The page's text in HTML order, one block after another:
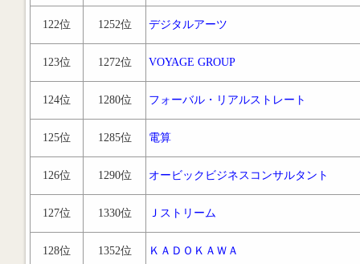
122位 1252位 デジタルアーツ
123位 1272位 VOYAGE GROUP
124位 1280位 フォーバル・リアルストレート
125位 1285位 電算
126位 1290位 オービックビジネスコンサルタント
127位 1330位 Ｊストリーム
128位 1352位 ＫＡＤＯＫＡＷＡ